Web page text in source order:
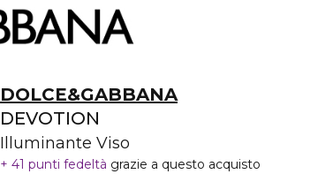
DOLCE&GABBANA
DEVOTION
Illuminante Viso
41 punti fedeltà grazie a questo acquisto